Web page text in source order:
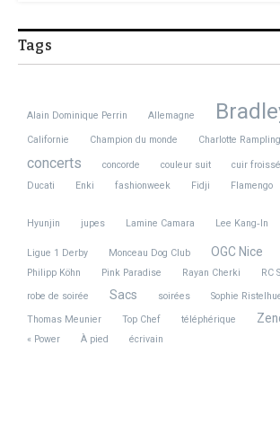
Tags
Alain Dominique Perrin Allemagne
Californie Champion du monde Charlotte Rampling
concerts concorde couleur suit cuir froissé
Ducati
Enki fashionweek Fidji Flamengo
Hyunjin jupes Lamine Camara Lee Kang‑In
Ligue 1 Derby Monceau Dog Club OGC Nice
Philipp Köhn
Pink Paradise Rayan Cherki
RC
robe de soirée
Sacs soirées Sophie
Thomas Meunier
Top Chef téléphérique
« Power
À pied écrivain